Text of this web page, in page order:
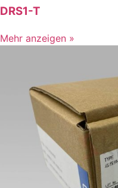
DRS1-T
Mehr anzeigen »